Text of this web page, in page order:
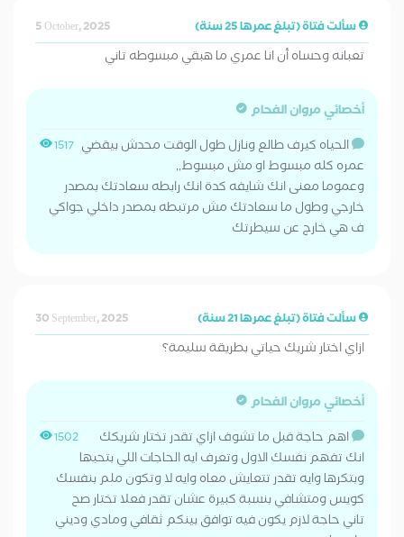
سألت فتاة (تبلغ عمرها 25 سنة) 5 October, 2025
تعبانه وحساه أن انا عمري ما هبقي مبسوطه تاني
أخصائي مروان الفحام
1517 الحياه كيرف طالع ونازل طول الوقت محدش بيقضي
عمره كله مبسوط او مش مبسوط,,
وعموما معنى انك شايفه كدة انك رابطه سعادتك بمصدر
خارجي وطول ما سعادتك مش مرتبطه بمصدر داخلي جواكي
ف هي خارج عن سيطرتك
سألت فتاة (تبلغ عمرها 21 سنة) 30 September, 2025
ازاي اختار شريك حياتي بطريقة سليمة؟
أخصائي مروان الفحام
1502
اهم حاجة قبل ما تشوف ازاي تقدر تختار شريكك
انك تفهم نفسك الاول وتعرف ايه الحاجات اللي بتحبها
وبتكرها وايه تقدر تتعايش معاه وايه لا وتكون ملم بنفسك
كويس ومتشافي بنسبة كبيرة عشان تقدر فعلا تختار صح
تاني حاجة لازم يكون فيه توافق بينكم ثقافي ومادي وديني